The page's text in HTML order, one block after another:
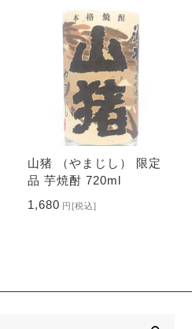
山猪 （やまじし） 限定
品 芋焼酎 720ml
1,680 円 [税込]